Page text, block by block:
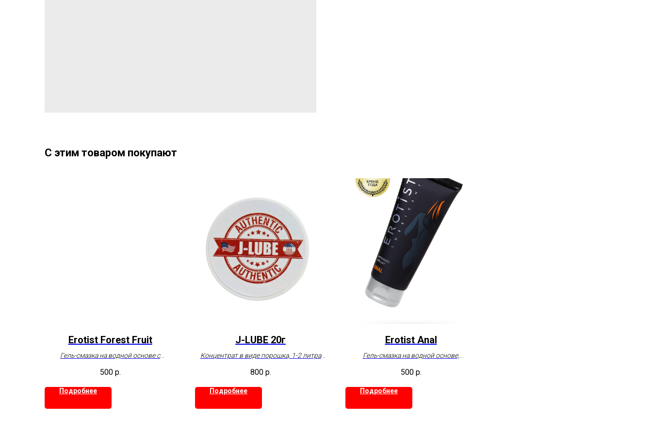
С этим товаром покупают
Erotist Forest Fruit
Гель-смазка на водной основе с
500 р.
Подробнее
J-LUBE 20г
Концентрат в виде порошка, 1-2 литра
20г, США
800 р.
Подробнее
Erotist Anal
Гель-смазка на водной основе,
500 р.
Подробнее